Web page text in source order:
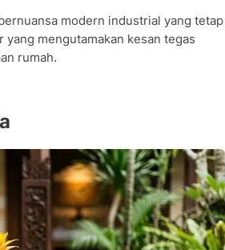
modern industrial yang tetap
mengutamakan kesan tegas
rumah.